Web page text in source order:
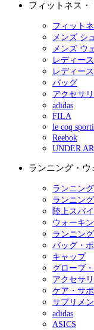
フィットネス・
フィット
メンズ シ
メンズ ウ
レディー
レディー
バッグ
アクセサ
adidas
FILA
le coq
Reebok
UNDER
ランニング・ウ
ランニン
ランニン
陸上スパ
ウォーキ
ランニン
バッグ・
キャップ
グローブ
アクセサ
ケア・サ
サプリメン
adidas
ASICS